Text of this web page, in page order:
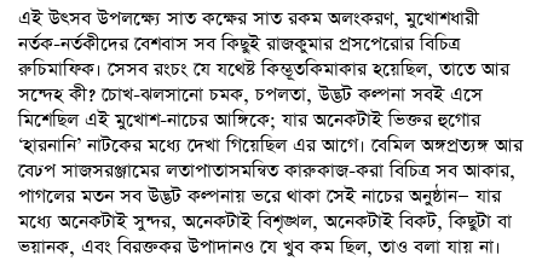
এই উৎসব উপলক্ষ্যে সাত কক্ষের সাত রকম অলংকরণ, মুখোশধারী
নর্তক-নর্তকীদের বেশবাস সব কিছুই রাজকুমার প্রসপেরোর বিচিত্র
রুচিমাফিক। সেসব রংচং যে যথেষ্ট কিম্ভূতকিমাকার হয়েছিল, তাতে আর
সন্দেহ কী? চোখ-ঝলসানো চমক, চপলতা, উদ্ভট কল্পনা সবই এসে
মিশেছিল এই মুখোশ-নাচের আঙ্গিকে; যার অনেকটাই ভিক্তর হুগোর
‘হারনানি’ নাটকের মধ্যে দেখা গিয়েছিল এর আগে। বেমিল অঙ্গপ্রত্যঙ্গ আর
বেঢপ সাজসরঞ্জামের লতাপাতাসমন্বিত কারুকাজ-করা বিচিত্র সব আকার,
পাগলের মতন সব উদ্ভট কল্পনায় ভরে থাকা সেই নাচের অনুষ্ঠান— যার
মধ্যে অনেকটাই সুন্দর, অনেকটাই বিশৃঙ্খল, অনেকটাই বিকট, কিছুটা বা
ভয়ানক, এবং বিরক্তকর উপাদানও যে খুব কম ছিল, তাও বলা যায় না।